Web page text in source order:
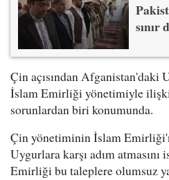
sınır
Çin açısından Afganistan'daki
İslam Emirliği yönetimiyle
sorunlardan biri konumunda.
Çin yönetiminin İslam
Uygurlara karşı adım
Emirliği bu taleplere olumsuz